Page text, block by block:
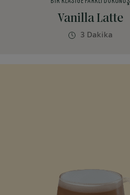
Vanilla Latte
3 Dakika